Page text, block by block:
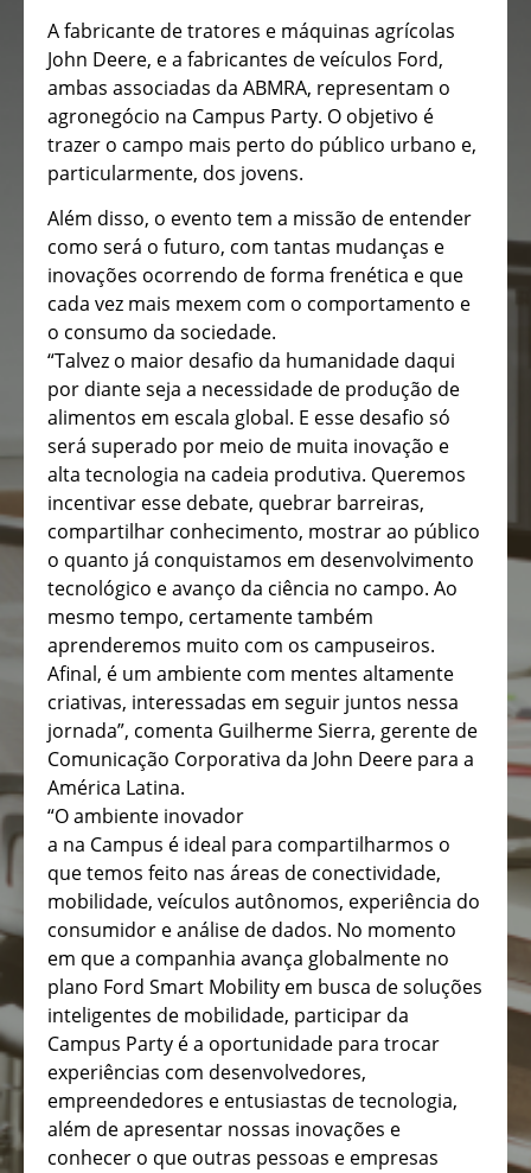
A fabricante de tratores e máquinas agrícolas
John Deere, e a fabricantes de veículos Ford,
ambas associadas da ABMRA, representam o
agronegócio na Campus Party. O objetivo é
trazer o campo mais perto do público urbano e,
particularmente, dos jovens.
Além disso, o evento tem a missão de entender
como será o futuro, com tantas mudanças e
inovações ocorrendo de forma frenética e que
cada vez mais mexem com o comportamento e
o consumo da sociedade.
“Talvez o maior desafio da humanidade daqui
por diante seja a necessidade de produção de
alimentos em escala global. E esse desafio só
será superado por meio de muita inovação e
alta tecnologia na cadeia produtiva. Queremos
incentivar esse debate, quebrar barreiras,
compartilhar conhecimento, mostrar ao público
o quanto já conquistamos em desenvolvimento
tecnológico e avanço da ciência no campo. Ao
mesmo tempo, certamente também
aprenderemos muito com os campuseiros.
Afinal, é um ambiente com mentes altamente
criativas, interessadas em seguir juntos nessa
jornada”, comenta Guilherme Sierra, gerente de
Comunicação Corporativa da John Deere para a
América Latina.
“O ambiente inovador
a na Campus é ideal para compartilharmos o
que temos feito nas áreas de conectividade,
mobilidade, veículos autônomos, experiência do
consumidor e análise de dados. No momento
em que a companhia avança globalmente no
plano Ford Smart Mobility em busca de soluções
inteligentes de mobilidade, participar da
Campus Party é a oportunidade para trocar
experiências com desenvolvedores,
empreendedores e entusiastas de tecnologia,
além de apresentar nossas inovações e
conhecer o que outras pessoas e empresas